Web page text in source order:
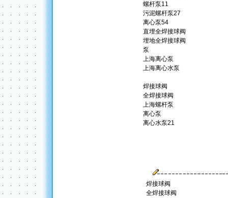
螺杆泵11
污泥螺杆泵27
离心泵54
直埋全焊接球阀
埋地全焊接球阀
泵
上海离心泵
上海离心水泵
焊接球阀
全焊接球阀
上海螺杆泵
离心泵
离心水泵21
焊接球阀
全焊接球阀